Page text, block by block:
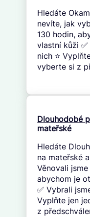
Hledáte
nevíte, jak
130 hodin,
vlastní kůži
nich ⭐
vyberte si z
Dlouhodobé
mateřské
Hledáte
na mateřské
Věnovali
abychom je
✅ Vybrali
Vyplňte jen
z